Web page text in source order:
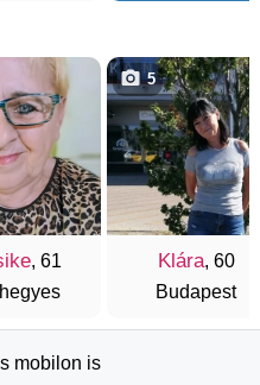
, 61
Klára, 60
Budapest
5
mobilon is